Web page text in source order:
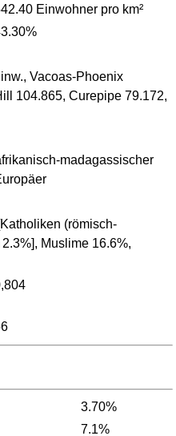
Einwohner pro km²
Vacoas-Phoenix
104.865, Curepipe 79.172,
madagassischer
(römisch-
Muslime 16.6%,
3.70%
7.1%